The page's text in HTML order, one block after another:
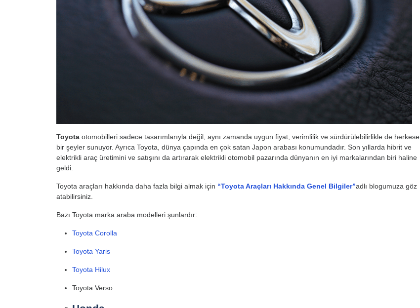
Toyota otomobilleri sadece tasarımlarıyla değil, aynı zamanda uygun fiyat, verimlilik ve sürdürülebilirlikle de herkese
bir şeyler sunuyor. Ayrıca Toyota, dünya çapında en çok satan Japon arabası konumundadır. Son yıllarda hibrit ve
elektrikli araç üretimini ve satışını da artırarak elektrikli otomobil pazarında dünyanın en iyi markalarından biri haline
geldi.
Toyota araçları hakkında daha fazla bilgi almak için “Toyota Araçları Hakkında Genel Bilgiler”adlı blogumuza göz
atabilirsiniz.
Bazı Toyota marka araba modelleri şunlardır:
Toyota Corolla
Toyota Yaris
Toyota Hilux
Toyota Verso